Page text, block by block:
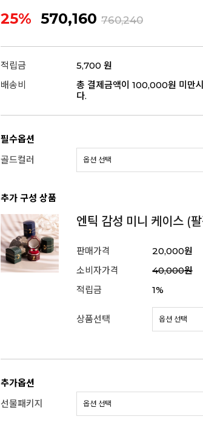
25% 570,160 760,240
적립금
5,700 원
배송비
총 결제금액이 100,000원 미만
다.
필수옵션
골드컬러
추가 구성 상품
엔틱 감성 미니 케이스 (
판매가격
20,000원
소비자가격
40,000원
적립금
1%
상품선택
추가옵션
선물패키지